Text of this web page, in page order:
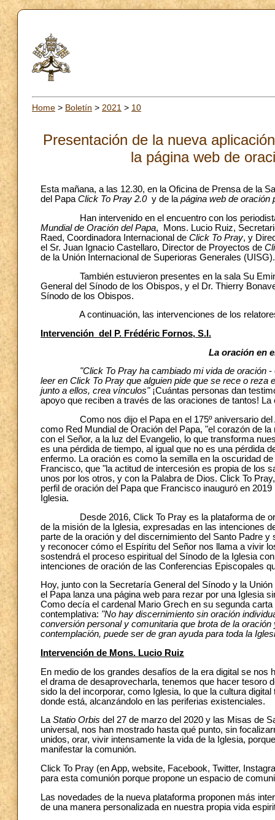
Home > Boletín > 2021 > 10
Presentación de la nueva
la página web de
Esta mañana, a las 12.30, en la Oficina de Prensa de la
del PapaClick To Pray 2.0y de lapágina web de oración
Han intervenido en el encuentro con los periodistas
Mundial de Oración del Papa, Mons. Lucio Ruiz,
Raed, Coordinadora Internacional de Click To Pray, y
el Sr. Juan Ignacio Castellaro, Director de Proyectos de
de la Unión Internacional de Superioras Generales (UISG).
También estuvieron presentes en la sala Su
General del Sínodo de los Obispos, y el Dr. Thierry
Sínodo de los Obispos.
A continuación, las intervenciones de los relatores
Intervención del P. Frédéric Fornos, S.I.
La oración en
"Click To Pray ha cambiado mi vida de oración -
leer en Click To Pray que alguien pide que se rece o
junto a ellos, crea vínculos"¡Cuántas personas dan
apoyo que reciben a través de las oraciones de tantos!
Como nos dijo el Papa en el 175º aniversario del
como Red Mundial de Oración del Papa, "el corazón de
con el Señor, a la luz del Evangelio, lo que transforma
es una pérdida de tiempo, al igual que no es una pérdida
enfermo. La oración es como la semilla en la oscuridad
Francisco, que "la actitud de intercesión es propia de los
unos por los otros, y con la Palabra de Dios. Click To
perfil de oración del Papa que Francisco inauguró en
Iglesia.
Desde 2016, Click To Pray es la plataforma de
de la misión de la Iglesia, expresadas en las intenciones
parte de la oración y del discernimiento del Santo Padre
y reconocer cómo el Espíritu del Señor nos llama a vivir
sostendrá el proceso espiritual del Sínodo de la Iglesia
intenciones de oración de las Conferencias Episcopales
Hoy, junto con la Secretaría General del Sínodo y la
el Papa lanza una página web para rezar por una Iglesia
Como decía el cardenal Mario Grech en su segunda
contemplativa: "No hay discernimiento sin oración
conversión personal y comunitaria que brota de la
contemplación, puede ser de gran ayuda para toda la
Intervención de Mons. Lucio Ruiz
En medio de los grandes desafíos de la era digital se
el drama de desaprovecharla, tenemos que hacer tesoro
sido la del incorporar, como Iglesia, lo que la cultura
donde está, alcanzándolo en las periferias existenciales.
La Statio Orbis del 27 de marzo del 2020 y las Misas de
universal, nos han mostrado hasta qué punto, sin
unidos, orar, vivir intensamente la vida de la Iglesia,
manifestar la comunión.
Click To Pray (en App, website, Facebook, Twitter,
para esta comunión porque propone un espacio de
Las novedades de la nueva plataforma proponen más
de una manera personalizada en nuestra propia vida